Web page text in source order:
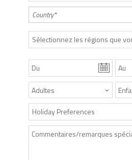
Sélectionnez les régions que
Holiday Preferences